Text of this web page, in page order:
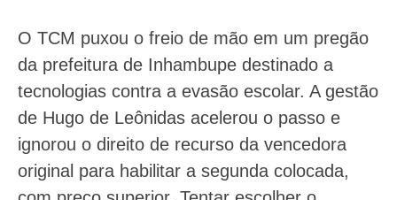
O TCM puxou o freio de mão em um pregão
da prefeitura de Inhambupe destinado a
tecnologias contra a evasão escolar. A gestão
de Hugo de Leônidas acelerou o passo e
ignorou o direito de recurso da vencedora
original para habilitar a segunda colocada,